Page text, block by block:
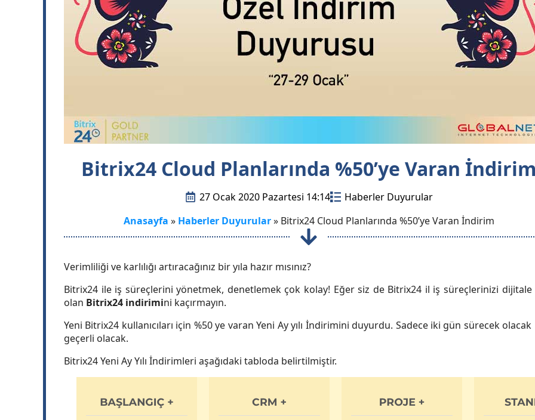
Bitrix24 Cloud Planlarında %50’ye Varan
27 Ocak 2020 Pazartesi 14:14
Haberler Duyurular
Anasayfa » Haberler Duyurular» Bitrix24 Cloud Planlarında %50’ye Varan İndirim
Verimliliği ve karlılığı artıracağınız bir yıla hazır mısınız?
Bitrix24 ile iş süreçlerini yönetmek, denetlemek çok kolay! Eğer siz de Bitrix24 il iş süreçlerinizi dijitale
olan Bitrix24 indirimini kaçırmayın.
Yeni Bitrix24 kullanıcıları için %50 ye varan Yeni Ay yılı İndirimini duyurdu. Sadece iki gün sürecek
geçerli olacak.
Bitrix24 Yeni Ay Yılı İndirimleri aşağıdaki tabloda belirtilmiştir.